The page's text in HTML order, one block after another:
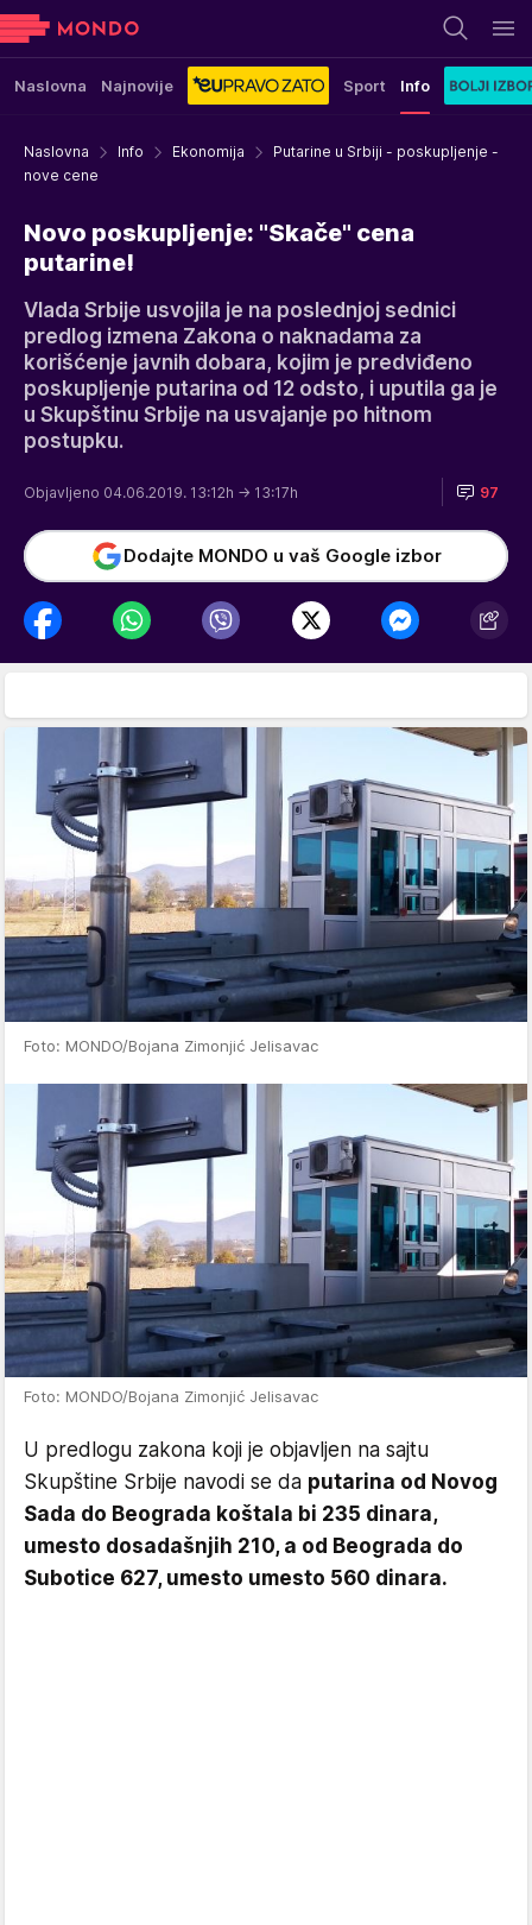
Naslovna Najnovije Sport Info
Naslovna Info Ekonomija
Putarine u Srbiji - poskupljenje -
nove cene
Novo poskupljenje: "Skače" cena
putarine!
Vlada Srbije usvojila je na poslednjoj sednici
predlog izmena Zakona o naknadama za
korišćenje javnih dobara, kojim je predviđeno
poskupljenje putarina od 12 odsto, i uputila ga je
u Skupštinu Srbije na usvajanje po hitnom
postupku.
Objavljeno 04.06.2019. 13:12h → 13:17h 97
Dodajte MONDO u vaš Google izbor
Foto: MONDO/Bojana Zimonjić Jelisavac
Foto: MONDO/Bojana Zimonjić Jelisavac
U predlogu zakona koji je objavljen na sajtu
Skupštine Srbije navodi se da putarina od Novog
Sada do Beograda koštala bi 235 dinara,
umesto dosadašnjih 210, a od Beograda do
Subotice 627, umesto umesto 560 dinara.